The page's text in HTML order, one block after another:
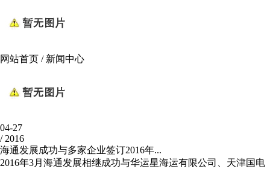
网站首页 / 新闻中心
04-27
/ 2016
海通发展成功与多家企业签订2016年...
2016年3月海通发展相继成功与华运星海运有限公司、天津国电